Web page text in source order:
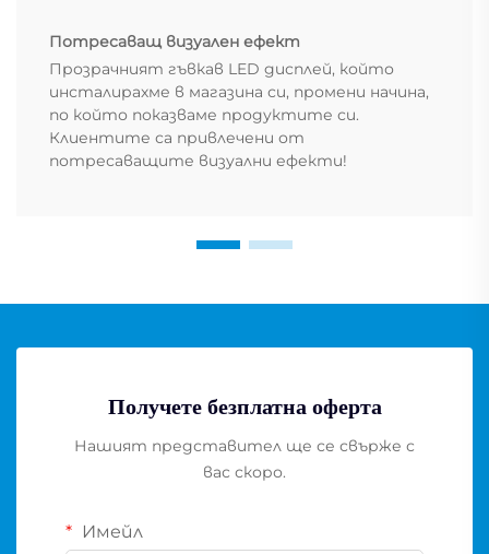
Потресаващ визуален ефект
Прозрачният гъвкав LED дисплей, който
инсталирахме в магазина си, промени начина,
по който показваме продуктите си.
Клиентите са привлечени от
потресаващите визуални ефекти!
Получете безплатна оферта
Нашият представител ще се свърже с
вас скоро.
Имейл